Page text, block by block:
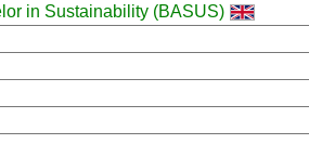
in Sustainability (BASUS)